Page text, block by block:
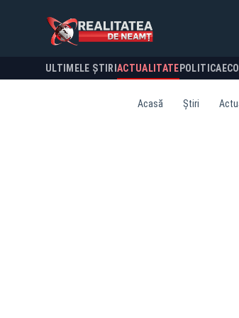
ULTIMELE ȘTIRI ACTUALITATE POLITICA
Acasă Știri